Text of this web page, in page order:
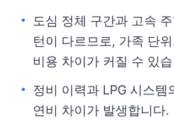
도심 정체 구간과 고속
턴이 다르므로, 가족 단
비용 차이가 커질 수 있
정비 이력과 LPG 시스템
연비 차이가 발생합니다.